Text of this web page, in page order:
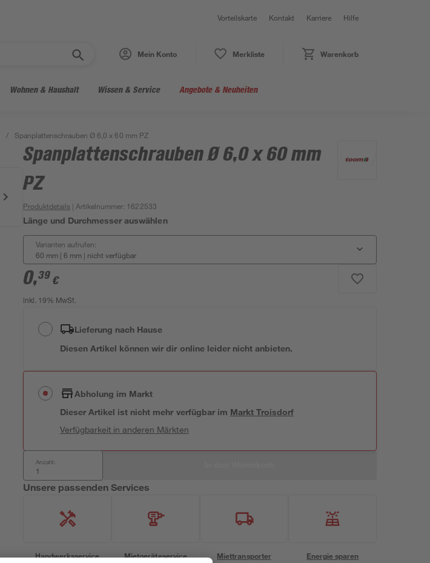
Vorteilskarte Kontakt Karriere Hilfe
Mein Konto Merkliste Warenkorb
Wohnen & Haushalt Wissen & Service Angebote & Neuheiten
/ Spanplattenschrauben Ø 6,0 x 60 mm PZ
Spanplattenschrauben Ø 6,0 x 60 mm
PZ
Produktdetails | Artikelnummer: 1622533
Länge und Durchmesser auswählen
Varianten aufrufen:
60 mm | 6 mm | nicht verfügbar
0,39 €
inkl. 19% MwSt.
Lieferung nach Hause
Diesen Artikel können wir dir online leider nicht anbieten.
Abholung im Markt
Dieser Artikel ist nicht mehr verfügbar im Markt Troisdorf
Verfügbarkeit in anderen Märkten
Anzahl:
Unsere passenden Services
Handwerksservice Mietgeräteservice Miettransporter Energie sparen